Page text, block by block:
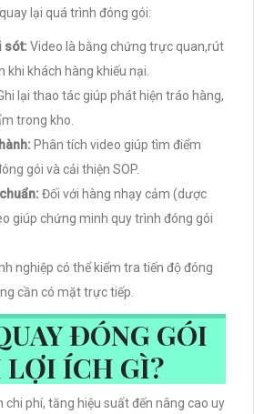
lại quá trình đóng gói:
sót: Video là bằng chứng trực quan,rút
khi khách hàng khiếu nại.
lại thao tác giúp phát hiện tráo hàng,
trong kho.
Phân tích video giúp tìm điểm
gói và cải thiện SOP.
Đối với hàng nhạy cảm (dược
giúp chứng minh quy trình đóng gói
nghiệp có thể kiểm tra tiến độ đóng
cần có mặt trực tiếp.
ĐÓNG GÓI
LỢI ÍCH GÌ?
chi phí, tăng hiệu suất đến nâng cao uy